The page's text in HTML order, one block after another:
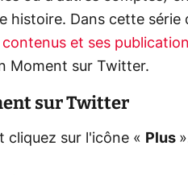
histoire. Dans cette
et ses
Moment sur Twitter.
sur Twitter
cliquez sur l'icône « Plus